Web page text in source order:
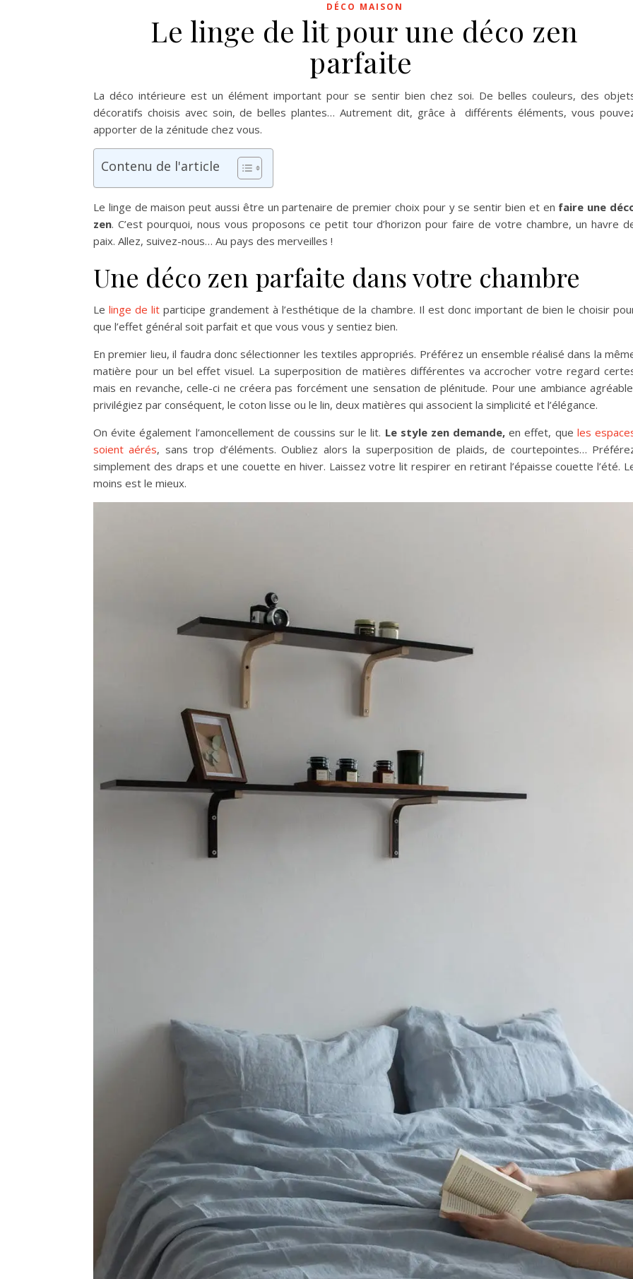
DÉCO MAISON
Le linge de lit pour une déco zen
parfaite
La déco intérieure est un élément important pour se sentir bien chez soi. De belles couleurs, des
décoratifs choisis avec soin, de belles plantes… Autrement dit, grâce à différents éléments, vous
apporter de la zénitude chez vous.
Contenu de l'article
Le linge de maison peut aussi être un partenaire de premier choix pour y se sentir bien et en faire une
zen. C’est pourquoi, nous vous proposons ce petit tour d’horizon pour faire de votre chambre, un havre
paix. Allez, suivez-nous… Au pays des merveilles !
Une déco zen parfaite dans votre chambre
Lelinge de lit participe grandement à l’esthétique de la chambre. Il est donc important de bien le choisir
que l’effet général soit parfait et que vous vous y sentiez bien.
En premier lieu, il faudra donc sélectionner les textiles appropriés. Préférez un ensemble réalisé dans la
matière pour un bel effet visuel. La superposition de matières différentes va accrocher votre regard
mais en revanche, celle-ci ne créera pas forcément une sensation de plénitude. Pour une ambiance
privilégiez par conséquent, le coton lisse ou le lin, deux matières qui associent la simplicité et l’élégance.
On évite également l’amoncellement de coussins sur le lit. Le style zen demande, en effet, que les
soient aérés, sans trop d’éléments. Oubliez alors la superposition de plaids, de courtepointes…
simplement des draps et une couette en hiver. Laissez votre lit respirer en retirant l’épaisse couette l’été.
moins est le mieux.